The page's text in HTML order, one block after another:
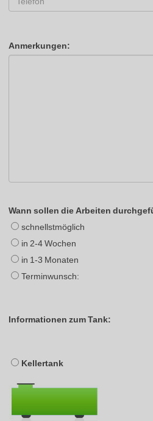
Anmerkungen:
Wann sollen die Arbeiten
schnellstmöglich
in 2-4 Wochen
in 1-3 Monaten
Terminwunsch:
Informationen zum Tank:
Kellertank